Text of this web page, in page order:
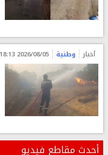
أخبار وطنية 2026/08/05 18:13
أحدث مقاطع فيديو